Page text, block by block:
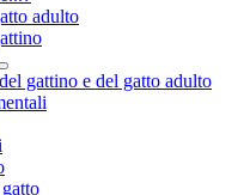
adulto
gattino e del gatto adulto